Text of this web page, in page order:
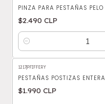
PINZA PARA PESTAÑAS
$2.490 CLP
Cantidad
1217 PFIFFERY
PESTAÑAS POSTIZAS
$1.990 CLP